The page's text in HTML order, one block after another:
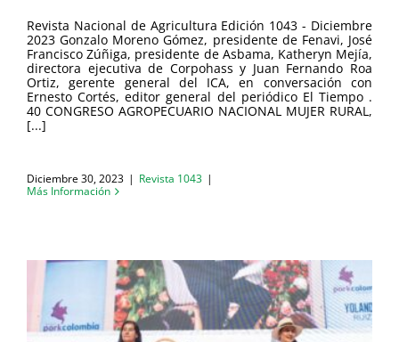
Revista Nacional de Agricultura Edición 1043 - Diciembre
2023 Gonzalo Moreno Gómez, presidente de Fenavi, José
Francisco Zúñiga, presidente de Asbama, Katheryn Mejía,
directora ejecutiva de Corpohass y Juan Fernando Roa
Ortiz, gerente general del ICA, en conversación con
Ernesto Cortés, editor general del periódico El Tiempo .
40 CONGRESO AGROPECUARIO NACIONAL MUJER RURAL,
[...]
Diciembre 30, 2023 | Revista 1043 |
Más Información